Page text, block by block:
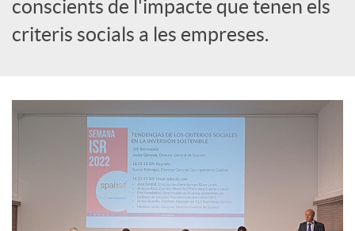
conscients de l'impacte que tenen els
criteris socials a les empreses.